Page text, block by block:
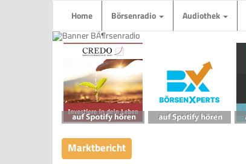
Home Börsenradio Audiothek
Marktbericht